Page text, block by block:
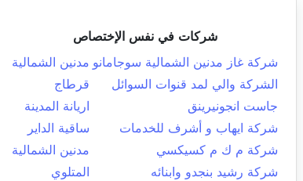
شركات في نفس الإختصاص
شركة غاز مدنين الشمالية سوجامانو مدنين الشمالية
الشركة والي لمد قنوات السوائل
قرطاج
جاست انجونيرينق
اريانة المدينة
شركة ايهاب و أشرف للخدمات
ساقية الداير
شركة م ك م كسيكسي
مدنين الشمالية
شركة رشيد بنجدو وابنائه
المتلوي